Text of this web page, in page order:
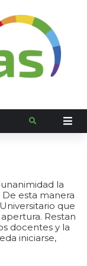
la
esta manera
que
Restan
docentes y la
iniciarse,